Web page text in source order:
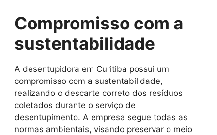
Compromisso com a
sustentabilidade
A desentupidora em Curitiba possui um
compromisso com a sustentabilidade,
realizando o descarte correto dos resíduos
coletados durante o serviço de
desentupimento. A empresa segue todas as
normas ambientais, visando preservar o meio